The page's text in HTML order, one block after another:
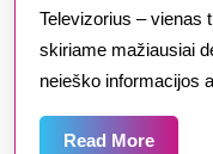
Televizorius – vienas
skiriame mažiausiai
neieško informacijos
Read MoreRead